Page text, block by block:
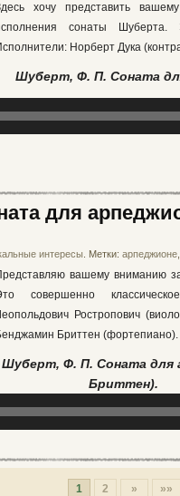
хочу представить
сонаты
Норберт Дука
Шуберт, Ф. П. Соната
для
интересы . Метки: арпеджионе
вашему вниманию
совершенно
Ростропович
Бриттен (фортепиано).
Шуберт, Ф. П. Соната для
Бриттен).
1 2 » »»